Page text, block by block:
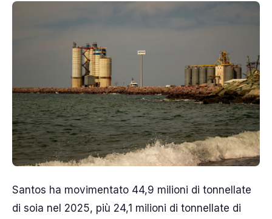
Santos ha movimentato 44,9 milioni di tonnellate
di soia nel 2025, più 24,1 milioni di tonnellate di